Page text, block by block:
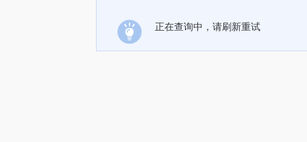
正在查询中，请刷新重试